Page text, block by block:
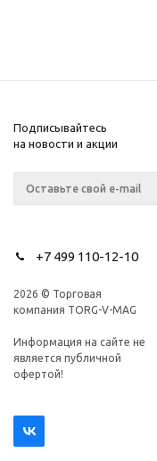
Подписывайтесь
на новости и акции
+7 499 110-12-10
2026 © Торговая
компания TORG-V-MAG
Информация на сайте не
является публичной
офертой!